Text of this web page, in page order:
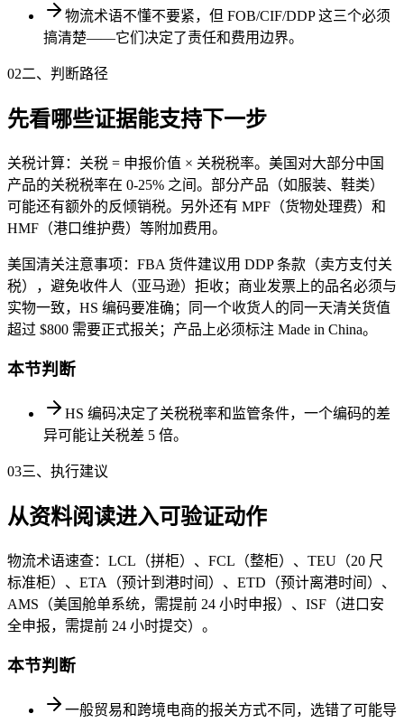
物流术语不懂不要紧，但 FOB/CIF/DDP 这三个必须
搞清楚——它们决定了责任和费用边界。
02二、判断路径
先看哪些证据能支持下一步
关税计算：关税 = 申报价值 × 关税税率。美国对大部分中国
产品的关税税率在 0-25% 之间。部分产品（如服装、鞋类）
可能还有额外的反倾销税。另外还有 MPF（货物处理费）和
HMF（港口维护费）等附加费用。
美国清关注意事项：FBA 货件建议用 DDP 条款（卖方支付关
税），避免收件人（亚马逊）拒收；商业发票上的品名必须与
实物一致，HS 编码要准确；同一个收货人的同一天清关货值
超过 $800 需要正式报关；产品上必须标注 Made in China。
本节判断
HS 编码决定了关税税率和监管条件，一个编码的差
异可能让关税差 5 倍。
03三、执行建议
从资料阅读进入可验证动作
物流术语速查：LCL（拼柜）、FCL（整柜）、TEU（20 尺
标准柜）、ETA（预计到港时间）、ETD（预计离港时间）、
AMS（美国舱单系统，需提前 24 小时申报）、ISF（进口安
全申报，需提前 24 小时提交）。
本节判断
一般贸易和跨境电商的报关方式不同，选错了可能导